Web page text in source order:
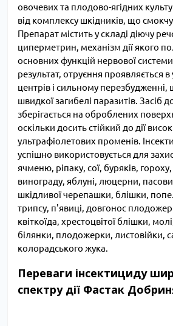
овочевих та плодово-ягідних
від комплексу шкідників, що
Препарат містить у складі діючу
циперметрин, механізм дії якого
основних функцій нервової
результат, отруєння проявляється
центрів і сильному
швидкої загибелі паразитів. Засіб
зберігається на оброблених
оскільки досить стійкий до дії
ультрафіолетових променів.
успішно використовується для
ячменю, ріпаку, сої, буряків,
винограду, яблуні, люцерни,
шкідливої ​​черепашки, блішки,
трипсу, п'явиці, довгонос
квіткоїда, хрестоцвітої блішки,
білянки, плодожерки, листовійки,
колорадського жука.
Переваги інсектициду
спектру дії Фастак